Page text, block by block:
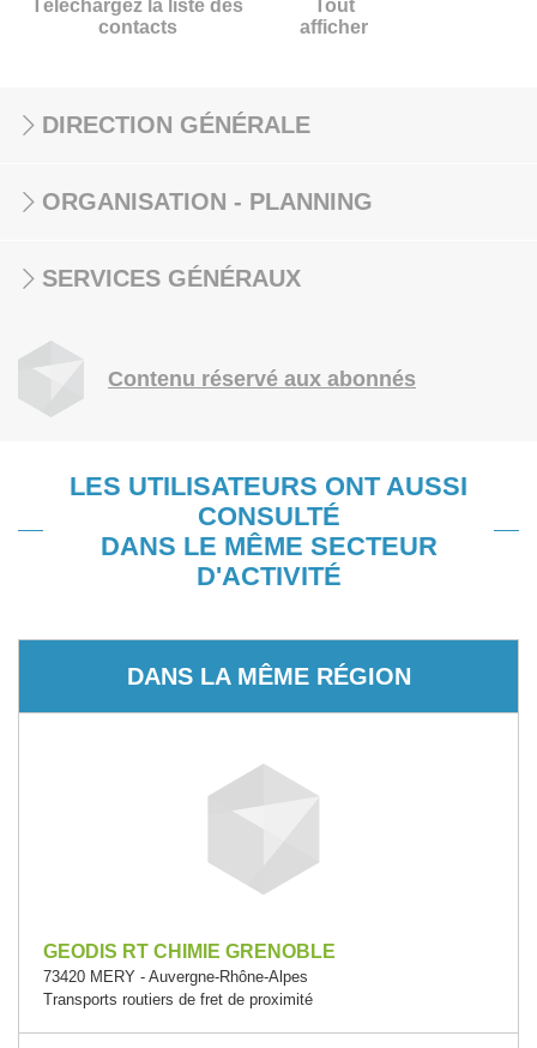
Téléchargez la liste des
contacts
Tout
afficher
DIRECTION GÉNÉRALE
ORGANISATION - PLANNING
SERVICES GÉNÉRAUX
Contenu réservé aux abonnés
LES UTILISATEURS ONT AUSSI
CONSULTÉ
DANS LE MÊME SECTEUR
D'ACTIVITÉ
DANS LA MÊME RÉGION
GEODIS RT CHIMIE GRENOBLE
73420 MERY - Auvergne-Rhône-Alpes
Transports routiers de fret de proximité